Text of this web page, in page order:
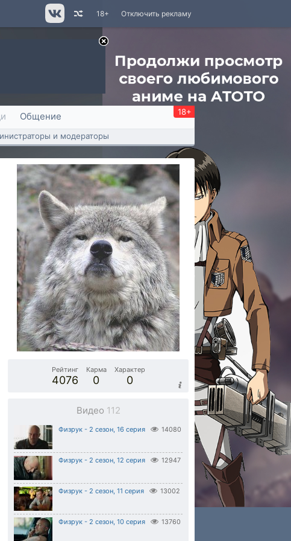
Отключить рекламу
18+
Общение 18+
и модераторы
Рейтинг
4076
Карма
0
Характер
0
Видео 112
Физрук - 2 сезон, 16 серия 14080
Физрук - 2 сезон, 12 серия 12947
Физрук - 2 сезон, 11 серия 13002
Физрук - 2 сезон, 10 серия 13760